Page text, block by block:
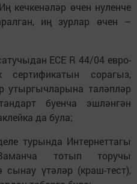
кечкенәләр өчен нуленче
иң зурлар өчен –
ЕСЕ R 44/04 евро-
сертификатын сорагыз,
утыргычларына таләпләр
буенча эшләнгән
да була;
турында Интернеттагы
тотып торучы
үтәләр (краш-тест),